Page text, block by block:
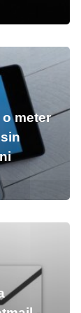
meter